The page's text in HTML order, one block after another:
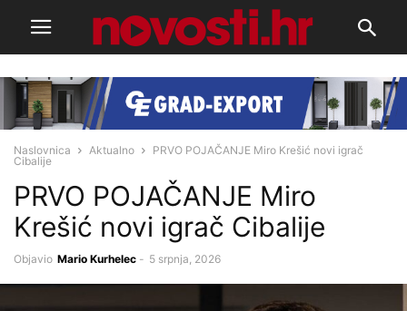
Naslovnica Aktualno
PRVO POJAČANJE Miro Krešić novi igrač
Cibalije
PRVO POJAČANJE Miro
Krešić novi igrač Cibalije
Objavio Mario Kurhelec - 5 srpnja, 2026